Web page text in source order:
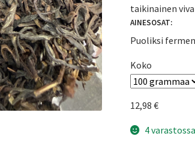
taikinainen
AINESOSAT:
Puoliksi
Koko
12,98 €
4